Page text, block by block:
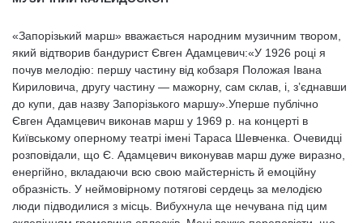
«Запорізький марш» вважається народним музичним твором,
який відтворив бандурист Євген Адамцевич:«У 1926 році я
почув мелодію: першу частину від кобзаря Положая Івана
Кириловича, другу частину — мажорну, сам склав, і, з’єднавши
до купи, дав назву Запорізького маршу».Уперше публічно
Євген Адамцевич виконав марш у 1969 р. на концерті в
Київському оперному театрі імені Тараса Шевченка. Очевидці
розповідали, що Є. Адамцевич виконував марш дуже виразно,
енергійно, вкладаючи всю свою майстерність й емоційну
образність. У неймовірному потягові сердець за мелодією
люди підводилися з місць. Вибухнула ще нечувана під цим